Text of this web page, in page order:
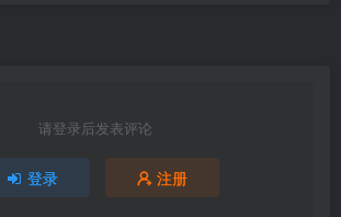
请登录后发表评论
登录 注册